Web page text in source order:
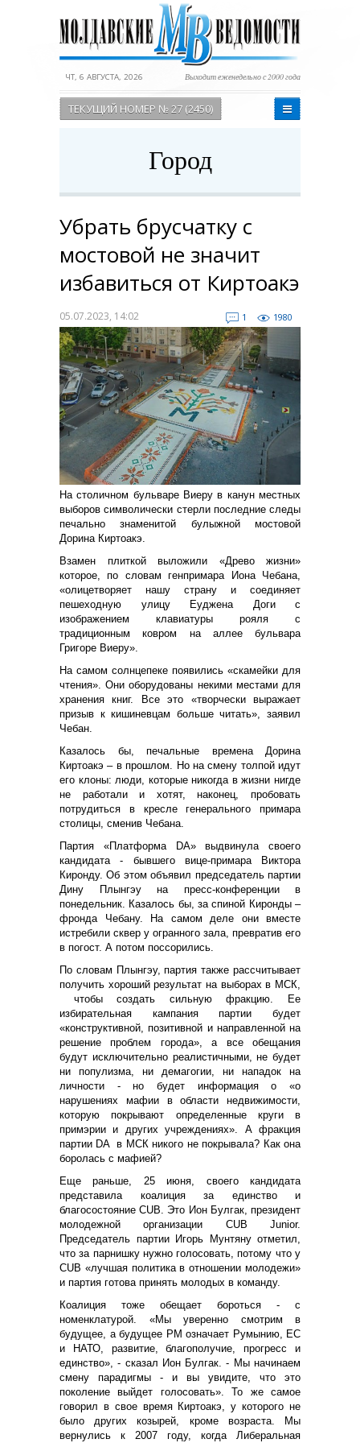
ЧТ, 6 АВГУСТА, 2026 Выходит еженедельно с 2000 года
ТЕКУЩИЙ НОМЕР № 27 (2450)
Город
Убрать брусчатку с
мостовой не значит
избавиться от Киртоакэ
05.07.2023, 14:02 1 1980
На столичном бульваре Виеру в канун местных
выборов символически стерли последние следы
печально знаменитой булыжной мостовой
Дорина Киртоакэ.
Взамен плиткой выложили «Древо жизни»
которое, по словам генпримара Иона Чебана,
«олицетворяет нашу страну и соединяет
пешеходную улицу Еуджена Доги с
изображением клавиатуры рояля с
традиционным ковром на аллее бульвара
Григоре Виеру».
На самом солнцепеке появились «скамейки для
чтения». Они оборудованы некими местами для
хранения книг. Все это «творчески выражает
призыв к кишиневцам больше читать», заявил
Чебан.
Казалось бы, печальные времена Дорина
Киртоакэ – в прошлом. Но на смену толпой идут
его клоны: люди, которые никогда в жизни нигде
не работали и хотят, наконец, пробовать
потрудиться в кресле генерального примара
столицы, сменив Чебана.
Партия «Платформа DA» выдвинула своего
кандидата - бывшего вице-примара Виктора
Киронду. Об этом объявил председатель партии
Дину Плынгэу на пресс-конференции в
понедельник. Казалось бы, за спиной Киронды –
фронда Чебану. На самом деле они вместе
истребили сквер у огранного зала, превратив его
в погост. А потом поссорились.
По словам Плынгэу, партия также рассчитывает
получить хороший результат на выборах в МСК,
чтобы создать сильную фракцию. Ее
избирательная кампания партии будет
«конструктивной, позитивной и направленной на
решение проблем города», а все обещания
будут исключительно реалистичными, не будет
ни популизма, ни демагогии, ни нападок на
личности - но будет информация о «о
нарушениях мафии в области недвижимости,
которую покрывают определенные круги в
примэрии и других учреждениях». А фракция
партии DA в МСК никого не покрывала? Как она
боролась с мафией?
Еще раньше, 25 июня, своего кандидата
представила коалиция за единство и
благосостояние CUB. Это Ион Булгак, президент
молодежной организации CUB Junior.
Председатель партии Игорь Мунтяну отметил,
что за парнишку нужно голосовать, потому что у
CUB «лучшая политика в отношении молодежи»
и партия готова принять молодых в команду.
Коалиция тоже обещает бороться - с
номенклатурой. «Мы уверенно смотрим в
будущее, а будущее РМ означает Румынию, ЕС
и НАТО, развитие, благополучие, прогресс и
единство», - сказал Ион Булгак. - Мы начинаем
смену парадигмы - и вы увидите, что это
поколение выйдет голосовать». То же самое
говорил в свое время Киртоакэ, у которого не
было других козырей, кроме возраста. Мы
вернулись к 2007 году, когда Либеральная